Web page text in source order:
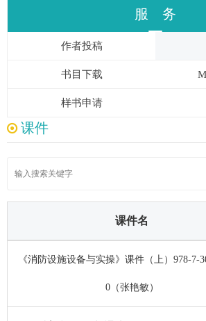
服 务
作者投稿
书目下载
样书申请
课件
课件名
《消防设施设备与实操》课件（上）978-7-
0（张艳敏）